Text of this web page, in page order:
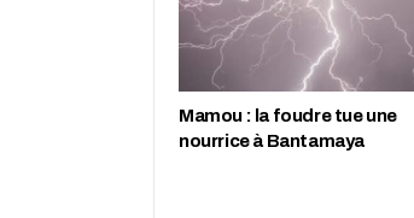
Mamou : la foudre tue une
nourrice à Bantamaya